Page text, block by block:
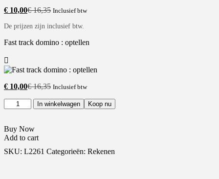
€ 10,00€16,35 Inclusief btw
De prijzen zijn inclusief btw.
Fast track domino : optellen
€ 10,00€16,35 Inclusief btw
In winkelwagen Koop nu
Buy Now
Add to cart
SKU: L2261 Categorieën: Rekenen